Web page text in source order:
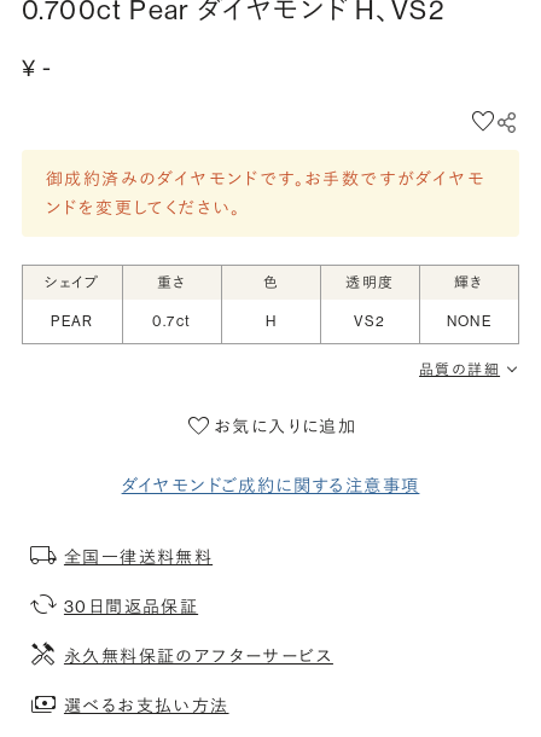
0.700ct Pear ダイヤモンド H、VS2
¥ -
御成約済みのダイヤモンドです。お手数ですがダイヤモ
ンドを変更してください。
シェイプ 重さ 色 透明度 輝き
PEAR 0.7ct H VS2 NONE
品質の詳細
お気に入りに追加
ダイヤモンドご成約に関する注意事項
全国一律送料無料
30日間返品保証
永久無料保証のアフターサービス
選べるお支払い方法